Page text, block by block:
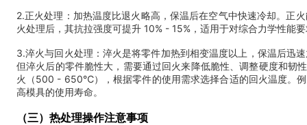
2.正火处理：加热温度比退火略高，保温后在空气中快速冷却。正
火处理后，其抗拉强度可提升 10% - 15%，适用于对综合力学性能
3.淬火与回火处理：淬火是将零件加热到相变温度以上，保温后迅
但淬火后的零件脆性大，需要通过回火来降低脆性、调整硬度和
火（500 - 650℃），根据零件的使用需求选择合适的回火温度。
高模具的使用寿命。
（三）热处理操作注意事项